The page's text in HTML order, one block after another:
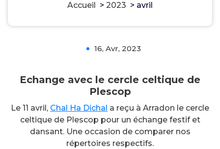
Accueil > 2023 > avril
de Plescop
16, Avr, 2023
Echange avec le cercle celtique de
Plescop
Le 11 avril, Chal Ha Dichal a reçu à Arradon le cercle
celtique de Plescop pour un échange festif et
dansant. Une occasion de comparer nos
répertoires respectifs.